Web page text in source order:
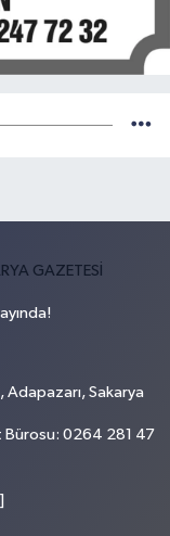
Sakarya
Bürosu: 0264 281 47